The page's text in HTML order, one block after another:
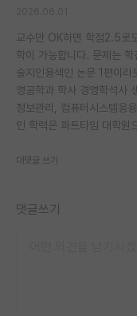
교수만 OK하면 학점2.5로
학이 가능합니다. 문제는
술지인용색인 논문 1편이
영공학과 학사 경영학석사
정보관리, 컴퓨터시스템응
인 학력은 파트타임 대학원
대댓글 쓰기
댓글쓰기